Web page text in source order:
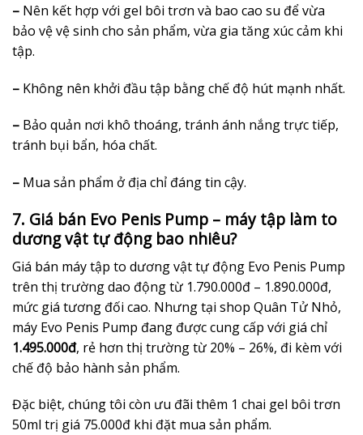
– Nên kết hợp với gel bôi trơn và bao cao su để vừa
bảo vệ vệ sinh cho sản phẩm, vừa gia tăng xúc cảm khi
tập.
– Không nên khởi đầu tập bằng chế độ hút mạnh nhất.
– Bảo quản nơi khô thoáng, tránh ánh nắng trực tiếp,
tránh bụi bẩn, hóa chất.
– Mua sản phẩm ở địa chỉ đáng tin cậy.
7. Giá bán Evo Penis Pump – máy tập làm to
dương vật tự động bao nhiêu?
Giá bán máy tập to dương vật tự động Evo Penis Pump
trên thị trường dao động từ 1.790.000đ – 1.890.000đ,
mức giá tương đối cao. Nhưng tại shop Quân Tử Nhỏ,
máy Evo Penis Pump đang được cung cấp với giá chỉ
1.495.000đ, rẻ hơn thị trường từ 20% – 26%, đi kèm với
chế độ bảo hành sản phẩm.
Đặc biệt, chúng tôi còn ưu đãi thêm 1 chai gel bôi trơn
50ml trị giá 75.000đ khi đặt mua sản phẩm.